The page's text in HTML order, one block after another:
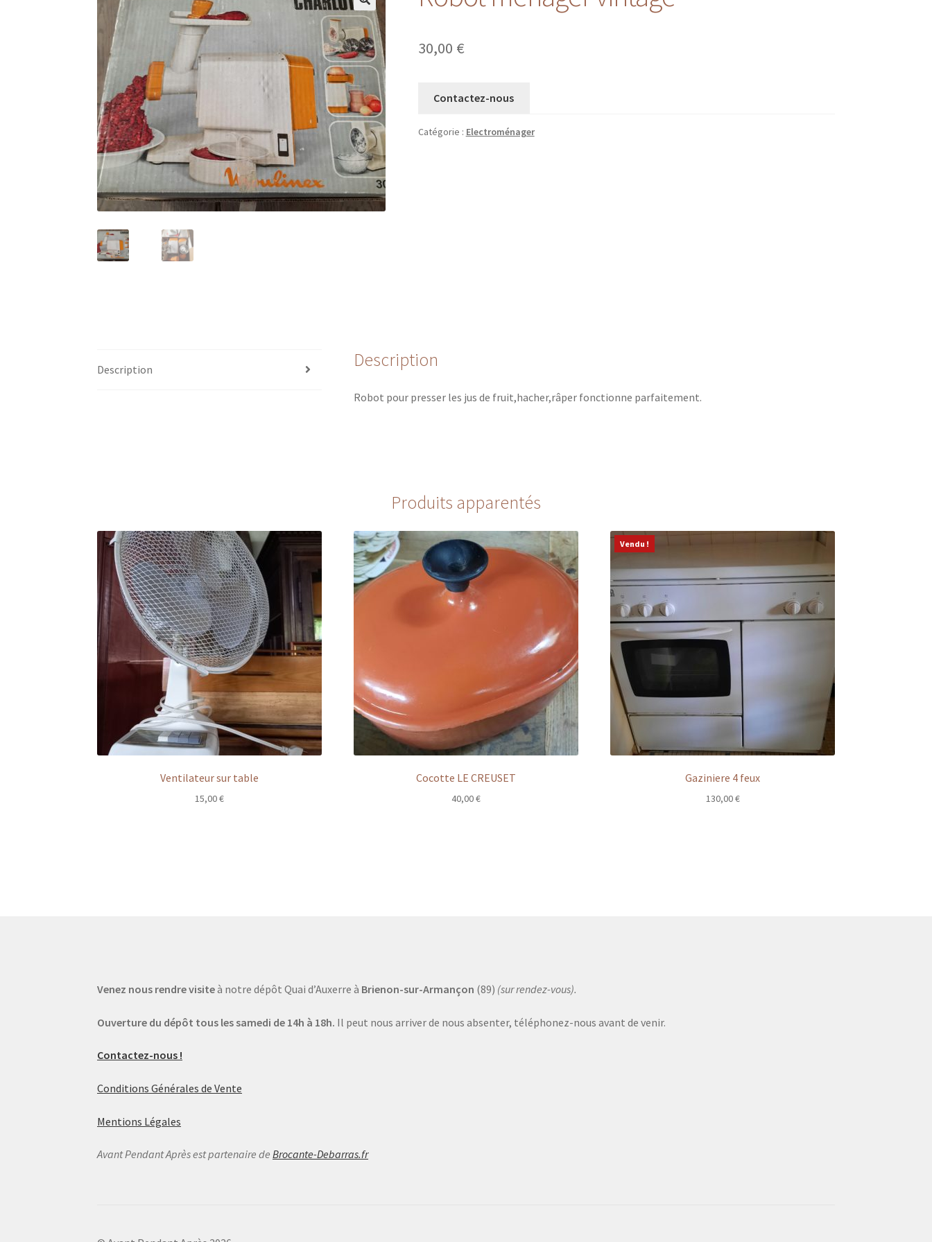
30,00 €
Contactez-nous
Catégorie : Electroménager
Description Description
Robot pour presser les jus de fruit,hacher,râper fonctionne parfaitement.
Produits apparentés
Ventilateur sur table
15,00€
Cocotte LE CREUSET
40,00€
Vendu !
Gaziniere 4 feux
130,00€
Venez nous rendre visiteà notre dépôt Quai d’Auxerre à Brienon-sur-Armançon (89) (sur rendez-vous).
Ouverture du dépôt tous les samedi de 14h à 18h. Il peut nous arriver de nous absenter, téléphonez-nous avant de venir.
Contactez-nous !
Conditions Générales de Vente
Mentions Légales
Avant Pendant Après est partenaire deBrocante-Debarras.fr